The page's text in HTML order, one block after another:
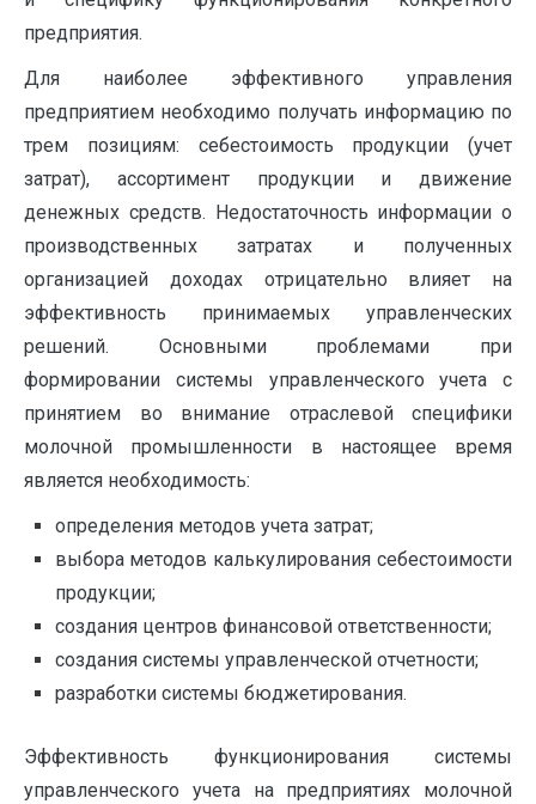
предприятия.
Для наиболее эффективного управления
предприятием необходимо получать информацию по
трем позициям: себестоимость продукции (учет
затрат), ассортимент продукции и движение
денежных средств. Недостаточность информации о
производственных затратах и полученных
организацией доходах отрицательно влияет на
эффективность принимаемых управленческих
решений. Основными проблемами при
формировании системы управленческого учета с
принятием во внимание отраслевой специфики
молочной промышленности в настоящее время
является необходимость:
определения методов учета затрат;
выбора методов калькулирования себестоимости
продукции;
создания центров финансовой ответственности;
создания системы управленческой отчетности;
разработки системы бюджетирования.
Эффективность функционирования системы
управленческого учета на предприятиях молочной